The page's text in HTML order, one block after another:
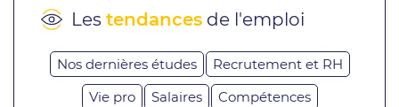
Les tendances de l'emploi
Nos dernières études
Recrutement et RH
Vie pro
Salaires
Compétences